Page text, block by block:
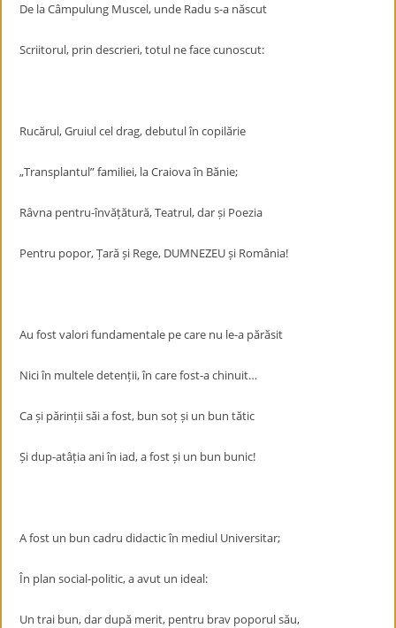
De la Câmpulung Muscel, unde Radu s-a născut
Scriitorul, prin descrieri, totul ne face cunoscut:
Rucărul, Gruiul cel drag, debutul în copilărie
„Transplantul” familiei, la Craiova în Bănie;
Râvna pentru-învățătură, Teatrul, dar și Poezia
Pentru popor, Țară și Rege, DUMNEZEU și România!
Au fost valori fundamentale pe care nu le-a părăsit
Nici în multele detenții, în care fost-a chinuit…
Ca și părinții săi a fost, bun soț și un bun tătic
Și dup-atâția ani în iad, a fost și un bun bunic!
A fost un bun cadru didactic în mediul Universitar;
În plan social-politic, a avut un ideal:
Un trai bun, dar după merit, pentru brav poporul său,